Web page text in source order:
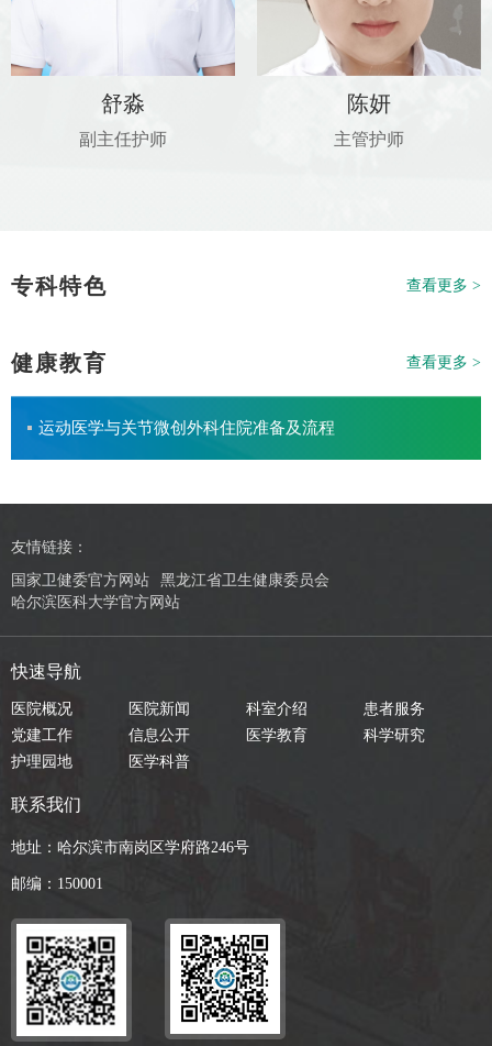
舒淼
副主任护师
陈妍
主管护师
专科特色 查看更多 >
健康教育 查看更多 >
运动医学与关节微创外科住院准备及流程
友情链接：
国家卫健委官方网站
黑龙江省卫生健康委员会
哈尔滨医科大学官方网站
快速导航
医院概况 医院新闻 科室介绍
患者服务
党建工作
信息公开 医学教育
科学研究
护理园地
医学科普
联系我们
地址：哈尔滨市南岗区学府路246号
邮编：150001